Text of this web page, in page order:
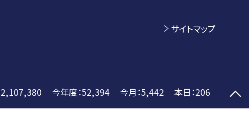
サイトマップ
2,107,380 今年度：52,394 今月：5,442 本日：206